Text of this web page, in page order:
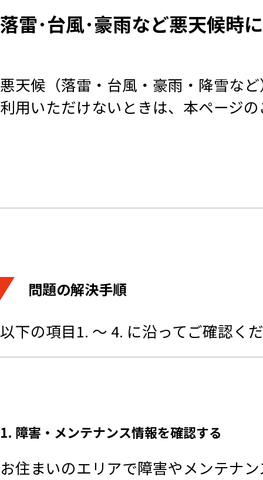
落雷･台風･豪雨など悪天候時
悪天候（落雷・台風・豪雨・降雪な
利用いただけないときは、本ページ
問題の解決手順
以下の項目1. ～ 4. に沿ってご確認く
1. 障害・メンテナンス情報を確認する
お住まいのエリアで障害やメンテナ